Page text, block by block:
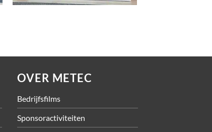
OVER METEC
Bedrijfsfilms
Sponsoractiviteiten